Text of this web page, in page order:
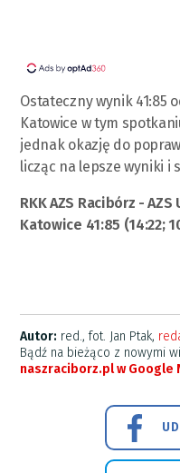
Ostateczny wynik 41:85
Katowice w tym
jednak okazję do
licząc na lepsze wyniki i
RKK AZS Racibórz -
Katowice 41:85 (14:22;
Autor: red., fot. Jan Ptak,
Bądź na bieżąco z nowymi
naszraciborz.pl w Google